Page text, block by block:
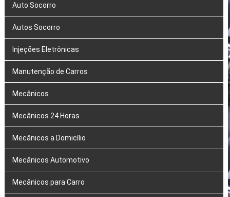
Auto Socorro
Autos Socorro
Injeções Eletrônicas
Manutenção de Carros
Mecânicos
Mecânicos 24 Horas
Mecânicos a Domicílio
Mecânicos Automotivo
Mecânicos para Carro